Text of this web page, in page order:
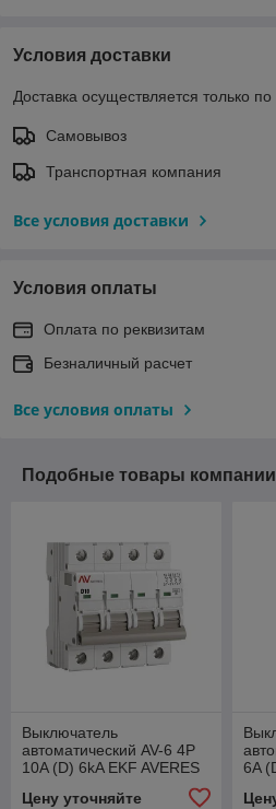
Условия доставки
Доставка осуществляется только по
Самовывоз
Транспортная компания
Все условия доставки
Условия оплаты
Оплата по реквизитам
Безналичный расчет
Все условия оплаты
Подобные товары компании
Выключатель
автоматический AV-6 4P
10A (D) 6kA EKF AVERES
Цену уточняйте
6A